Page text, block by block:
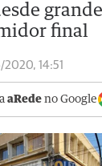
final
14:51
aRede no Google